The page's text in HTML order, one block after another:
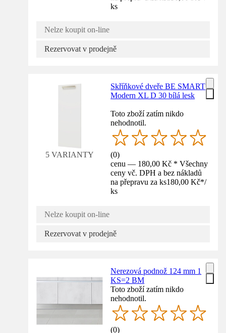
ks
Nelze koupit on-line
Rezervovat v prodejně
5 VARIANTY
Skříňkové dveře BE SMART
Modern XL D 30 bílá lesk
Toto zboží zatím nikdo
nehodnotil.
(0)
cenu — 180,00 Kč * Všechny
ceny vč. DPH a bez nákladů
na přepravu za ks180,00 Kč*/
ks
Nelze koupit on-line
Rezervovat v prodejně
Nerezová podnož 124 mm 1
KS=2 BM
Toto zboží zatím nikdo
nehodnotil.
(0)